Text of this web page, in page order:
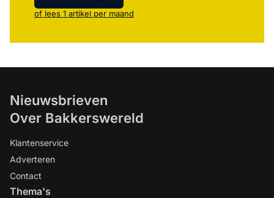
of lees 1 artikel per maand
Nieuwsbrieven
Over Bakkerswereld
Klantenservice
Adverteren
Contact
Thema's